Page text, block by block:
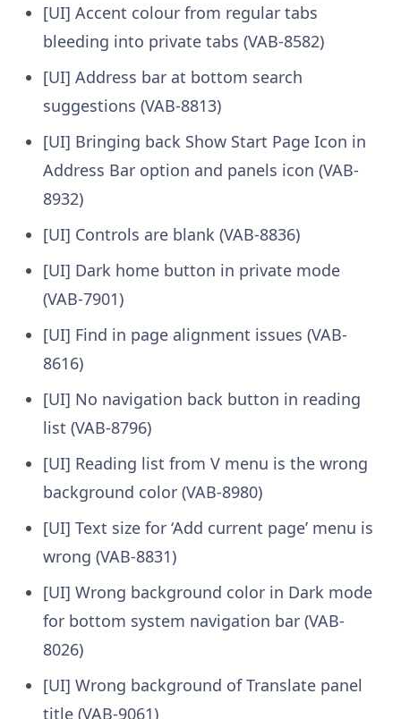
[UI] Accent colour from regular tabs
bleeding into private tabs (VAB-8582)
[UI] Address bar at bottom search
suggestions (VAB-8813)
[UI] Bringing back Show Start Page Icon in
Address Bar option and panels icon (VAB-
8932)
[UI] Controls are blank (VAB-8836)
[UI] Dark home button in private mode
(VAB-7901)
[UI] Find in page alignment issues (VAB-
8616)
[UI] No navigation back button in reading
list (VAB-8796)
[UI] Reading list from V menu is the wrong
background color (VAB-8980)
[UI] Text size for ‘Add current page’ menu is
wrong (VAB-8831)
[UI] Wrong background color in Dark mode
for bottom system navigation bar (VAB-
8026)
[UI] Wrong background of Translate panel
title (VAB-9061)